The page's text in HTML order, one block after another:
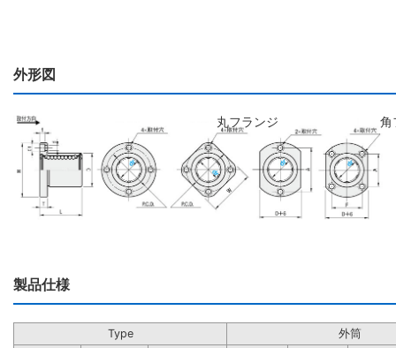
外形図
丸フランジ 角
製品仕様
Type
外筒